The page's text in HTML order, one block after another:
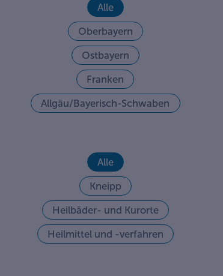
Alle
Oberbayern
Ostbayern
Franken
Allgäu/Bayerisch-Schwaben
Alle
Kneipp
Heilbäder- und Kurorte
Heilmittel und -verfahren